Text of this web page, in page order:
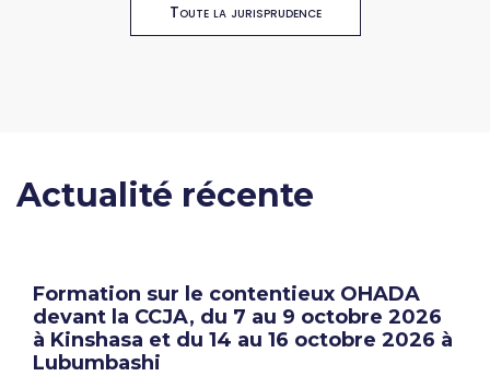
Toute la jurisprudence
Actualité récente
Formation sur le contentieux OHADA
devant la CCJA, du 7 au 9 octobre 2026
à Kinshasa et du 14 au 16 octobre 2026 à
Lubumbashi